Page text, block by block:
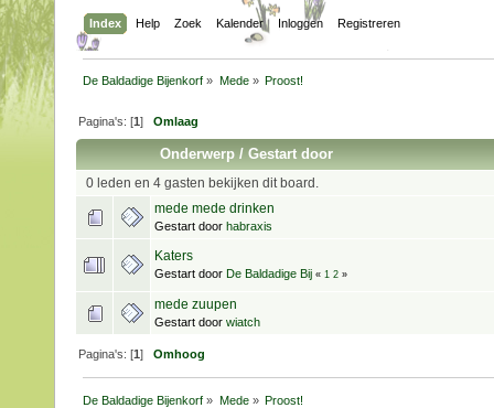
Index Help Zoek Kalender Inloggen Registreren
De Baldadige Bijenkorf » Mede» Proost!
Pagina's: [1]Omlaag
Onderwerp /Gestart door
0 leden en 4 gasten bekijken dit board.
mede mede drinken
Gestart door habraxis
Katers
Gestart door De Baldadige Bij « 1 2 »
mede zuupen
Gestart door wiatch
Pagina's: [1]Omhoog
De Baldadige Bijenkorf » Mede» Proost!